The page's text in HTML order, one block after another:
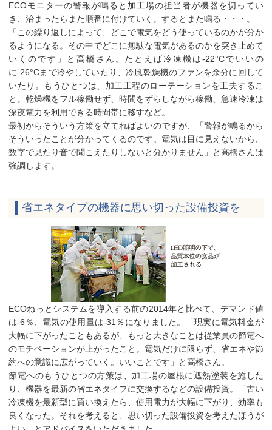
ECOモニターの警報が鳴ると加工場の担当者が機器を切ってい
き、治まったらまた順番に付けていく。するとまた鳴る・・・。
「この繰り返しによって、どこで電気をどう使っているのかが分か
るようになる。その中でどこに無駄な電気があるのかを突き止めて
いくのです」と高橋さん。たとえば冷凍機は-22°Cでいいの
に-26°Cまで冷やしていたり、冷風乾燥機のファンを余分に回して
いたり。もうひとつは、加工工程のローテーションを工夫するこ
と。乾燥機をフル稼働せず、時間をずらしながら稼働、急速冷凍は
深夜電力を利用できる時間帯に移すなど。
最初からそういう方策を立てればよいのですが、「警報が鳴るから
そういったことが分かってくるのです。電気は目に見えないから、
数字で見たり音で聞こえたりしないと分かりません」と高橋さんは
強調します。
省エネタイプの機器に思い切った設備投資を
ECOねっとシステムを導入する前の2014年と比べて、デマンド値
は-6％、電気の使用量は-31％になりました。「現実に電気料金が
大幅に下がったこともあるが、もっと大きなことは従業員の節電へ
のモチベーションが上がったこと。電気だけに限らず、省エネや節
約への意識に広がっていく。いいことです」と高橋さん。
節電へのもうひとつの方策は、加工場の屋根に遮熱塗装を施した
り、機器を最新の省エネタイプに交換するなどの設備投資。「古い
冷凍機を最新型に買い換えたら、使用電力が大幅に下がり、効率も
良くなった。それを考えると、思い切った設備投資を考えたほうが